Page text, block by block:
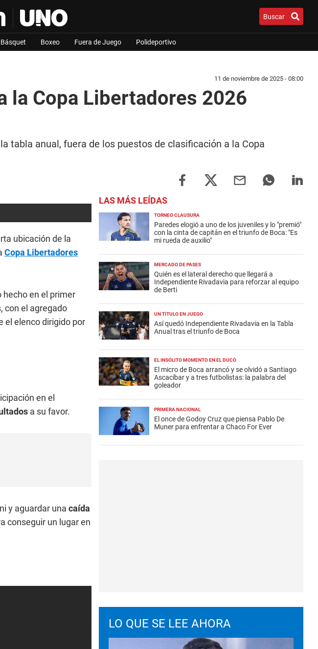
Buscar
Básquet Boxeo Fuera de Juego Polideportivo
11 de noviembre de 2025 - 08:00
la Copa Libertadores 2026
tabla anual, fuera de los puestos de clasificación a la Copa
ubicación de la
Copa Libertadores
hecho en el primer
con el agregado
el elenco dirigido por
en el
a su favor.
y aguardar una caída
conseguir un lugar en
LAS MÁS LEÍDAS
TORNEO CLAUSURA
Paredes elogió a uno de los juveniles y lo "premió"
con la cinta de capitán en el triunfo de Boca: "Es
mi rueda de auxilio"
MERCADO DE PASES
Quién es el lateral derecho que llegará a
Independiente Rivadavia para reforzar al equipo
de Berti
UN TÍTULO EN JUEGO
Así quedó Independiente Rivadavia en la Tabla
Anual tras el triunfo de Boca
EL INSÓLITO MOMENTO EN EL DUCÓ
El micro de Boca arrancó y se olvidó a Santiago
Ascacíbar y a tres futbolistas: la palabra del
goleador
PRIMERA NACIONAL
El once de Godoy Cruz que piensa Pablo De
Muner para enfrentar a Chaco For Ever
LO QUE SE LEE AHORA